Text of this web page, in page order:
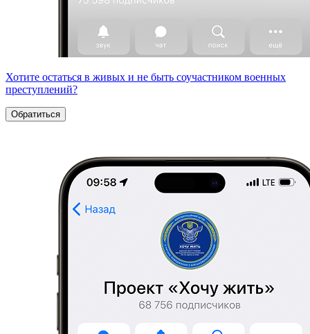
Хотите остаться в живых и не быть соучастником военных
преступлений?
Обратиться